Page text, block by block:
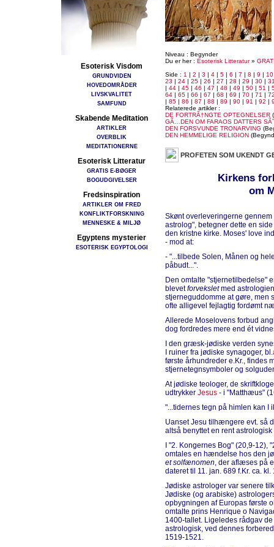
Esoterisk Visdom
GRUNDVIDEN
HOVEDOMRÅDER
LIVSKVALITET
SAMFUND
Skabende Meditation
ARTIKLER
OVERBLIK
MEDITATIONERNE
Esoterisk Litteratur
GRATIS E-BØGER
BOGUDGIVELSER
Fredsinspiration
ARTIKLER OM FRED
KONFLIKTFORSKNING
MENNESKE & MILJØ
Egyptens mysterier
ESOTERISK EGYPTOLOGI
Niveau : Begynder
Du er her : Esoterisk Litteratur»
Side : 1 | 2 | 3 | 4 | 5 | 6 | 7 | 8 | 9 | 10
23 | 24 | 25 | 26 | 27 | 28 | 29 | 30 |
| 44 | 45 | 46 | 47 | 48 | 49 | 50 | 51 |
64 | 65 | 66 | 67 | 68 | 69 | 70 | 71 |
| 85 | 86 | 87 | 88 | 89 | 90 | 91 | 92 |
Relaterede artikler :
DE FORTRÃ†NGTE OPTEGNELSER
GÃ…DEN OM FARAOS DATTERS
DEN FORSVUNDE TRONARVING
DEN HEMMELIGE RELIGION
PROFETEN SOM UKENDT
Kirkens
om
Skønt overleveringerne
astrolog", betegner dette en
den kristne kirke. Moses' love
- mod at:
- "...tilbede Solen, Månen og
påbudt...".
Den omtalte "stjernetilbedelse"
blevetforveksletmed
stjerneguddomme at gøre, men
ofte alligevel fejlagtig fordømt
Allerede Moselovens forbud
dog fordredes mere end ét
I den græsk-jødiske verden
I ruiner fra jødiske synagoger, bl.
første århundreder e.Kr., findes
stjernetegnsymboler og
At jødiske teologer, de
udtrykker Jesus - i "Matthæus"
"...tidernes tegn på himlen kan I
Uanset Jesu tilhængere evt. så
altså benyttet en rent
I "2. Kongernes Bog" (20,9-12),
omtales en hændelse hos den
et solfænomen, der aflæses på
dateret til 11. jan. 689 f.Kr. ca. kl.
Jødiske astrologer var senere
Jødiske (og arabiske)
opbygningen af Europas første
omtalte prins Henrique o
1400-tallet. Ligeledes rådgav
astrologisk, ved dennes
1519-1521.